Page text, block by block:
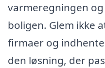
varmeregningen
boligen. Glem ikke
firmaer og
den løsning, der